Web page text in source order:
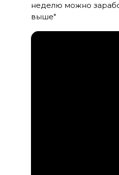
неделю можно
выше"